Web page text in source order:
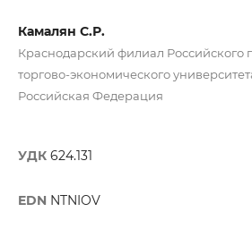
Камалян С.Р.
Краснодарский филиал Российского
торгово-экономического
Российская Федерация
УДК 624.131
EDN NTNIOV